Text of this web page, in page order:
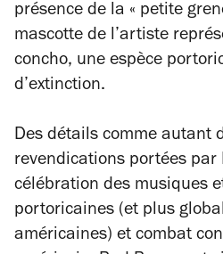
présence de la « petite
mascotte de l’artiste
concho, une espèce
d’extinction.
Des détails comme autant
revendications portées par
célébration des musiques
portoricaines (et plus
américaines) et combat